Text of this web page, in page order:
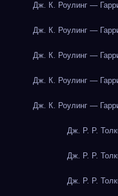
Дж. К. Роулинг —
Дж. К. Роулинг —
Дж. К. Роулинг —
Дж. К. Роулинг —
Дж. К. Роулинг —
Дж. Р. Р.
Дж. Р. Р.
Дж. Р. Р.